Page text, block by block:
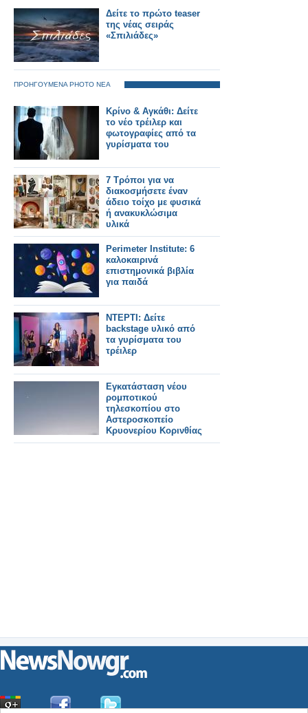
Δείτε το πρώτο teaser
της νέας σειράς
«Σπιλιάδες»
ΠΡΟΗΓΟΥΜΕΝΑ PHOTO ΝΕΑ
Κρίνο & Αγκάθι: Δείτε
το νέο τρέιλερ και
φωτογραφίες από τα
γυρίσματα του
7 Τρόποι για να
διακοσμήσετε έναν
άδειο τοίχο με φυσικά
ή ανακυκλώσιμα
υλικά
Perimeter Institute: 6
καλοκαιρινά
επιστημονικά βιβλία
για παιδά
ΝΤΕΡΤΙ: Δείτε
backstage υλικό από
τα γυρίσματα του
τρέιλερ
Εγκατάσταση νέου
ρομποτικού
τηλεσκοπίου στο
Αστεροσκοπείο
Κρυονερίου Κορινθίας